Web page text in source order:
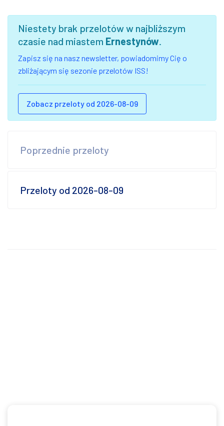
Niestety brak przelotów w najbliższym
czasie nad miastem Ernestynów.
Zapisz się na nasz newsletter, powiadomimy Cię o
zbliżającym się sezonie przelotów ISS!
Zobacz przeloty od 2026-08-09
Poprzednie przeloty
Przeloty od 2026-08-09